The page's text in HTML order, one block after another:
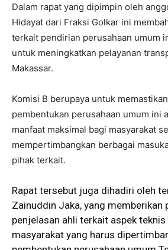
Dalam rapat yang dipimpin oleh
Hidayat dari Fraksi Golkar ini
terkait pendirian perusahaan umum
untuk meningkatkan pelayanan
Makassar.
Komisi B berupaya untuk
pembentukan perusahaan umum ini
manfaat maksimal bagi masyarakat
mempertimbangkan berbagai
pihak terkait.
Rapat tersebut juga dihadiri oleh
Zainuddin Jaka, yang memberikan
penjelasan ahli terkait aspek teknis
masyarakat yang harus